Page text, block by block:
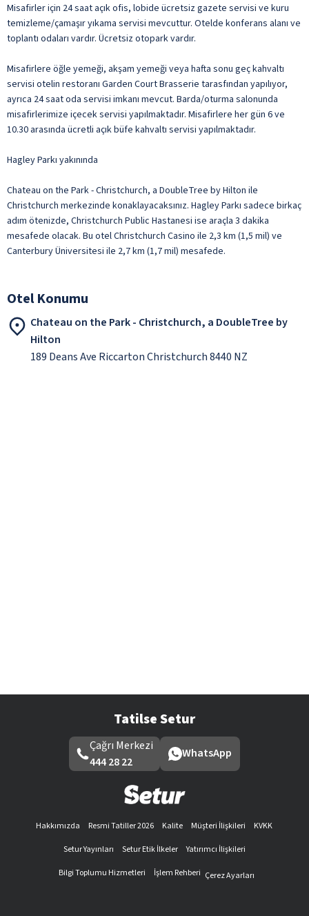
Misafirler için 24 saat açık ofis, lobide ücretsiz gazete servisi ve kuru
temizleme/çamaşır yıkama servisi mevcuttur. Otelde konferans alanı ve
toplantı odaları vardır. Ücretsiz otopark vardır.
Misafirlere öğle yemeği, akşam yemeği veya hafta sonu geç kahvaltı
servisi otelin restoranı Garden Court Brasserie tarasfından yapılıyor,
ayrıca 24 saat oda servisi imkanı mevcut. Barda/oturma salonunda
misafirlerimize içecek servisi yapılmaktadır. Misafirlere her gün 6 ve
10.30 arasında ücretli açık büfe kahvaltı servisi yapılmaktadır.
Hagley Parkı yakınında
Chateau on the Park - Christchurch, a DoubleTree by Hilton ile
Christchurch merkezinde konaklayacaksınız. Hagley Parkı sadece birkaç
adım ötenizde, Christchurch Public Hastanesi ise araçla 3 dakika
mesafede olacak. Bu otel Christchurch Casino ile 2,3 km (1,5 mil) ve
Canterbury Üniversitesi ile 2,7 km (1,7 mil) mesafede.
Otel Konumu
Chateau on the Park - Christchurch, a DoubleTree by
Hilton
189 Deans Ave Riccarton Christchurch 8440 NZ
Tatilse Setur
Çağrı Merkezi
444 28 22
WhatsApp
Hakkımızda Resmi Tatiller 2026 Kalite Müşteri İlişkileri
KVKK
Setur Yayınları
Setur Etik İlkeler
Yatırımcı İlişkileri
Bilgi Toplumu Hizmetleri
İşlem Rehberi Çerez Ayarları